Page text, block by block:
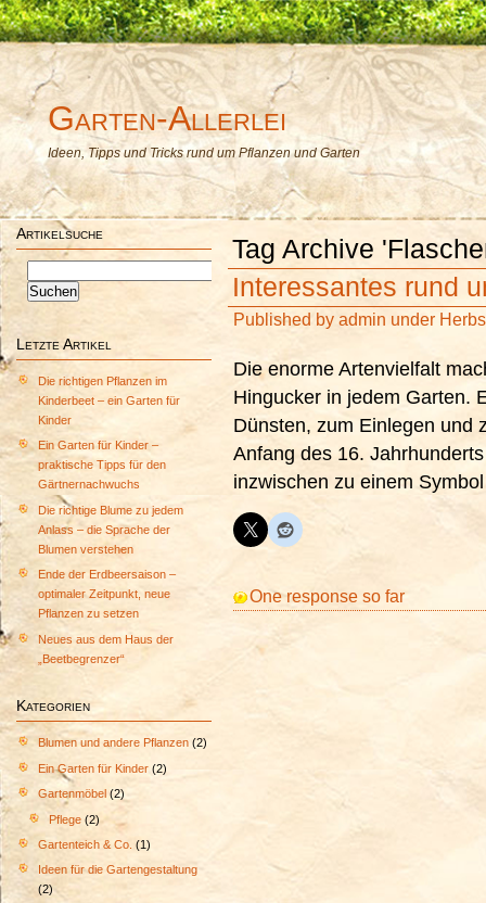
Garten-Allerlei
Ideen, Tipps und Tricks rund um Pflanzen und Garten
Artikelsuche
nach:
Letzte Artikel
Die richtigen Pflanzen im
Kinderbeet – ein Garten für
Kinder
Ein Garten für Kinder –
praktische Tipps für den
Gärtnernachwuchs
Die richtige Blume zu jedem
Anlass – die Sprache der
Blumen verstehen
Ende der Erdbeersaison –
optimaler Zeitpunkt, neue
Pflanzen zu setzen
Neues aus dem Haus der
„Beetbegrenzer“
Kategorien
Blumen und andere Pflanzen (2)
Ein Garten für Kinder (2)
Gartenmöbel (2)
Pflege (2)
Gartenteich & Co. (1)
Ideen für die Gartengestaltung
(2)
Tag Archive
Interessantes rund
Published by admin under
Die enorme Artenvielfalt
Hingucker in jedem Garten.
Dünsten, zum Einlegen und
Anfang des 16.
inzwischen zu einem
One response so far